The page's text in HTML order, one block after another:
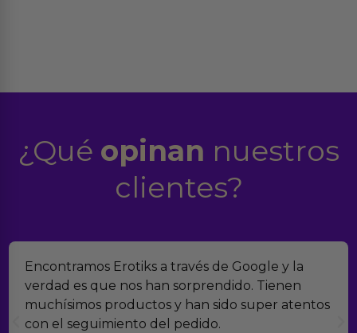
¿Qué opinan nuestros
clientes?
Encontramos Erotiks a través de Google y la
verdad es que nos han sorprendido. Tienen
muchísimos productos y han sido super atentos
con el seguimiento del pedido.